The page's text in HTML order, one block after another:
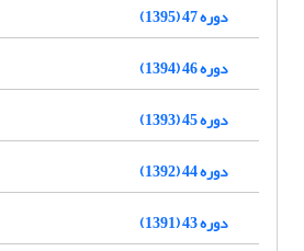
دوره 47 (1395)
دوره 46 (1394)
دوره 45 (1393)
دوره 44 (1392)
دوره 43 (1391)